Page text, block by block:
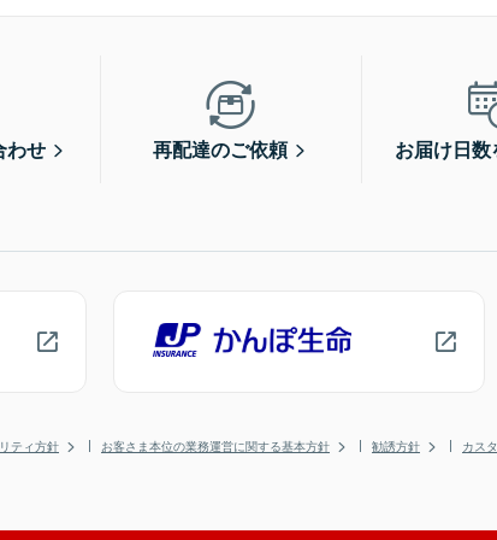
わせ 再配達のご依頼 お届け日
ティ方針 お客さま本位の業務運営に関する基本方針 勧誘方針 カス